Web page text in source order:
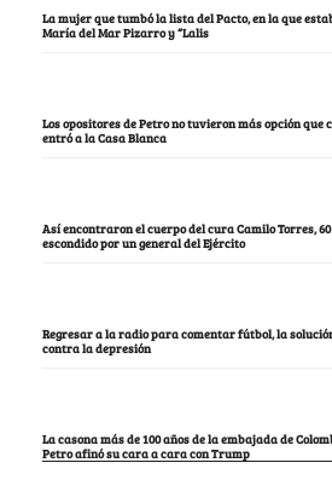
La mujer que tumbó la lista del Pacto, en la que
María del Mar Pizarro y “Lalis
Los opositores de Petro no tuvieron más opción
entró a la Casa Blanca
Así encontraron el cuerpo del cura Camilo Torres,
escondido por un general del Ejército
Regresar a la radio para comentar fútbol, la
contra la depresión
La casona más de 100 años de la embajada de
Petro afinó su cara a cara con Trump